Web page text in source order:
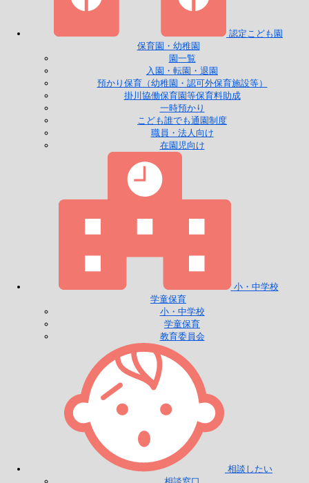
認定こども園
保育園・幼稚園
園一覧
入園・転園・退園
預かり保育（幼稚園・認可外保育施設等）
掛川協働保育園等保育料助成
一時預かり
こども誰でも通園制度
職員・法人向け
在園児向け
小・中学校
学童保育
小・中学校
学童保育
教育委員会
相談したい